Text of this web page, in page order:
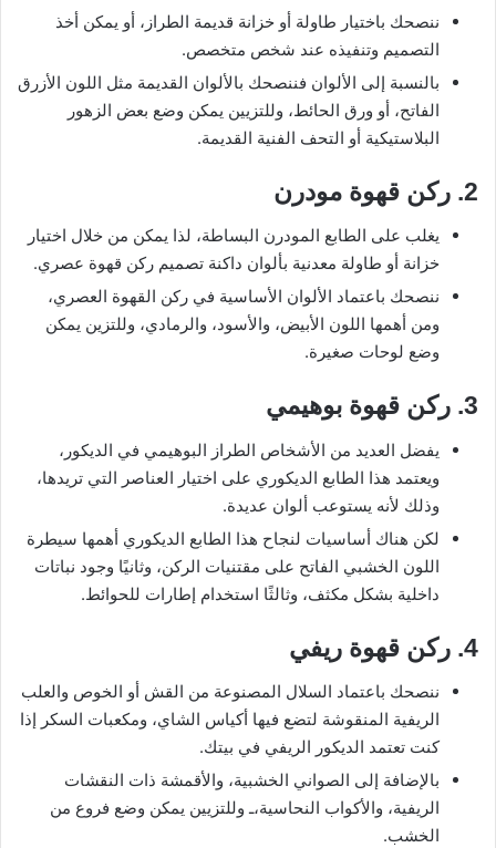
ننصحك باختيار طاولة أو خزانة قديمة الطراز، أو يمكن أخذ
التصميم وتنفيذه عند شخص متخصص.
بالنسبة إلى الألوان فننصحك بالألوان القديمة مثل اللون الأزرق
الفاتح، أو ورق الحائط، وللتزيين يمكن وضع بعض الزهور
البلاستيكية أو التحف الفنية القديمة.
2. ركن قهوة مودرن
يغلب على الطابع المودرن البساطة، لذا يمكن من خلال اختيار
خزانة أو طاولة معدنية بألوان داكنة تصميم ركن قهوة عصري.
ننصحك باعتماد الألوان الأساسية في ركن القهوة العصري،
ومن أهمها اللون الأبيض، والأسود، والرمادي، وللتزين يمكن
وضع لوحات صغيرة.
3. ركن قهوة بوهيمي
يفضل العديد من الأشخاص الطراز البوهيمي في الديكور،
ويعتمد هذا الطابع الديكوري على اختيار العناصر التي تريدها،
وذلك لأنه يستوعب ألوان عديدة.
لكن هناك أساسيات لنجاح هذا الطابع الديكوري أهمها سيطرة
اللون الخشبي الفاتح على مقتنيات الركن، وثانيًا وجود نباتات
داخلية بشكل مكثف، وثالثًا استخدام إطارات للحوائط.
4. ركن قهوة ريفي
ننصحك باعتماد السلال المصنوعة من القش أو الخوص والعلب
الريفية المنقوشة لتضع فيها أكياس الشاي، ومكعبات السكر إذا
كنت تعتمد الديكور الريفي في بيتك.
بالإضافة إلى الصواني الخشبية، والأقمشة ذات النقشات
الريفية، والأكواب النحاسية،ـ وللتزيين يمكن وضع فروع من
الخشب.